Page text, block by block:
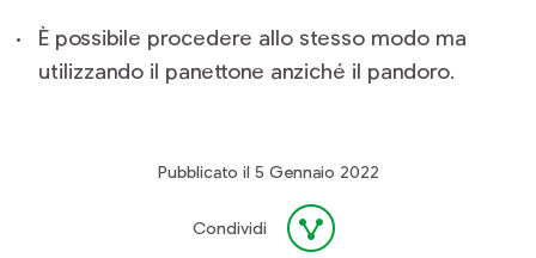
È possibile procedere allo stesso modo ma
utilizzando il panettone anziché il pandoro.
Condividi
Pubblicato il 5 Gennaio 2022